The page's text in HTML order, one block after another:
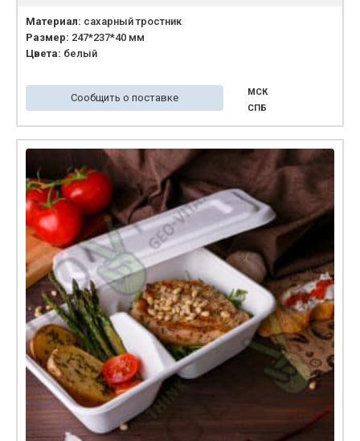
Материал: сахарный тростник
Размер: 247*237*40 мм
Цвета: белый
Сообщить о поставке
МСК
СПБ